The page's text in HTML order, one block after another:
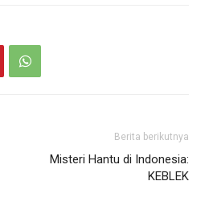
Berita berikutnya
Misteri Hantu di Indonesia:
KEBLEK